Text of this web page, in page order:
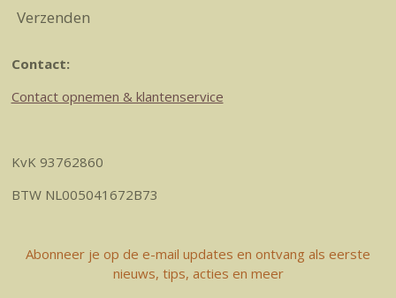
Verzenden
Contact:
Contact opnemen & klantenservice
KvK 93762860
BTW NL005041672B73
Abonneer je op de e-mail updates en ontvang als eerste
nieuws, tips, acties en meer